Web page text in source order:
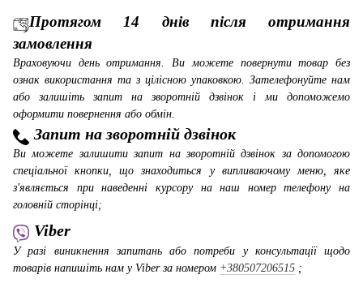
Протягом 14 днів після отримання
замовлення
Враховуючи день отримання. Ви можете повернути товар без
ознак використання та з цілісною упаковкою. Зателефонуйте нам
або залишіть запит на зворотній дзвінок і ми допоможемо
оформити повернення або обмін.
Запит на зворотній дзвінок
Ви можете залишити запит на зворотній дзвінок за допомогою
спеціальної кнопки, що знаходиться у випливаючому меню, яке
з'являється при наведенні курсору на наш номер телефону на
головній сторінці;
Viber
У разі виникнення запитань або потреби у консультації щодо
товарів напишіть нам у Viber за номером +380507206515 ;